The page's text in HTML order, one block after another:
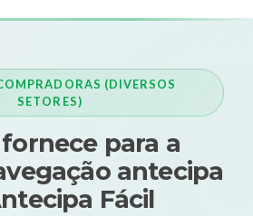
(DIVERSOS
SETORES)
para a
antecipa
Fácil